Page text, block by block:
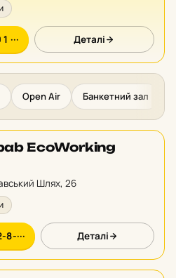
··· Деталі
Open Air Банкетний зал
EcoWorking
Шлях, 26
··· Деталі